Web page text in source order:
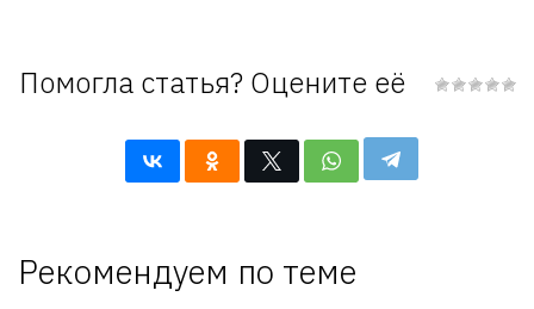
Помогла статья? Оцените её
Рекомендуем по теме